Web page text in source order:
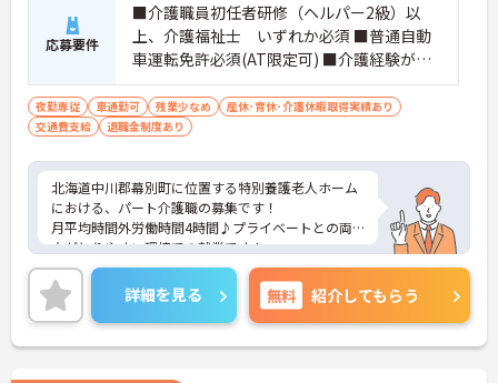
応募要件
■介護職員初任者研修（ヘルパー2級）以
上、介護福祉士 いずれか必須 ■普通自動
車運転免許必須(AT限定可) ■介護経験があ
り、夜勤専門として業務ができるあれば尚
可
夜勤専従 車通勤可 残業少なめ
産休･育休･介護休暇取得実績あり
交通費支給
退職金制度あり
北海道中川郡幕別町に位置する特別養護老人ホーム
における、パート介護職の募集です！
月平均時間外労働時間4時間♪プライベートとの両
立がとりやすい環境での就業です！
ご興味ある方には、面接対策ポイントなど、さらに
詳細をお話しいたしますのでお気軽にご相談くださ
い。
詳細を見る 無料 紹介してもらう